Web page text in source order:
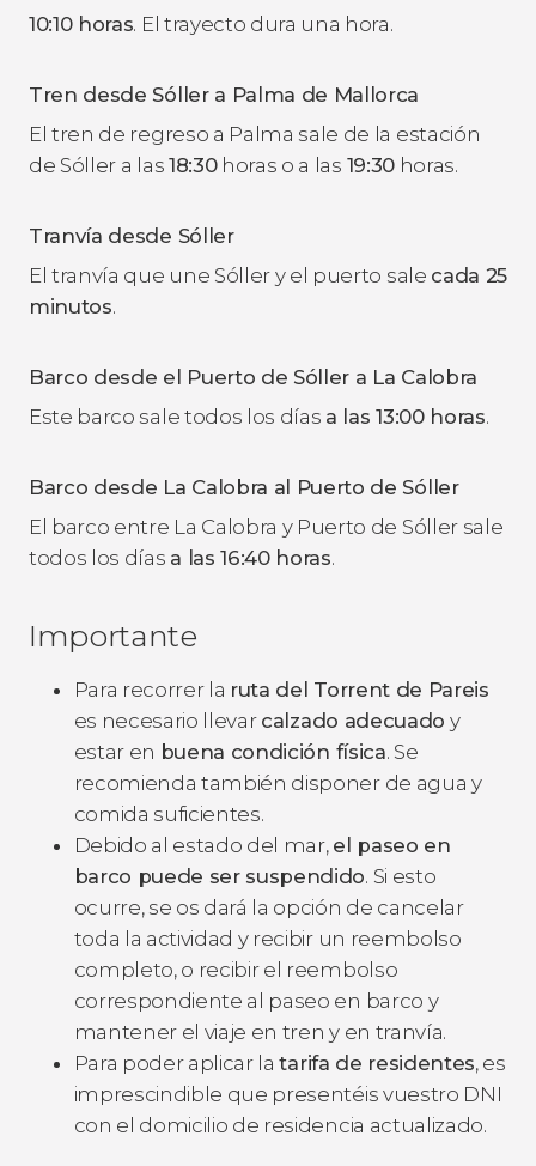
10:10 horas. El trayecto dura una hora.
Tren desde Sóller a Palma de Mallorca
El tren de regreso a Palma sale de la estación
de Sóller a las 18:30horas o a las 19:30horas.
Tranvía desde Sóller
El tranvía que une Sóller y el puerto sale cada 25
minutos.
Barco desde el Puerto de Sóller a La Calobra
Este barco sale todos los días a las 13:00 horas.
Barco desde La Calobra al Puerto de Sóller
El barco entre La Calobra y Puerto de Sóller sale
todos los días a las 16:40 horas.
Importante
Para recorrer la ruta del Torrent de Pareis
es necesario llevar calzado adecuado y
estar en buena condición física. Se
recomienda también disponer de agua y
comida suficientes.
Debido al estado del mar, el paseo en
barco puede ser suspendido. Si esto
ocurre, se os dará la opción de cancelar
toda la actividad y recibir un reembolso
completo, o recibir el reembolso
correspondiente al paseo en barco y
mantener el viaje en tren y en tranvía.
Para poder aplicar latarifa de residentes, es
imprescindible que presentéis vuestro DNI
con el domicilio de residencia actualizado.